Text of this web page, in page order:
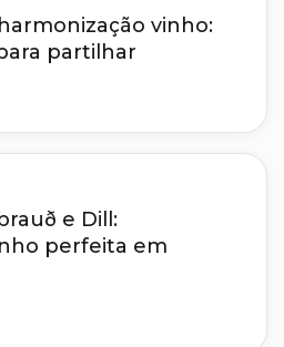
vinho:
partilhar
e Dill:
perfeita em